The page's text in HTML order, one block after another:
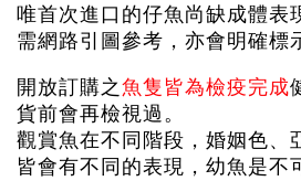
唯首次進口的仔魚尚缺成體表
需網路引圖參考，亦會明確標
開放訂購之 魚隻皆為檢疫完成
貨前會再檢視過。
觀賞魚在不同階段，婚姻色、
皆會有不同的表現，幼魚是不